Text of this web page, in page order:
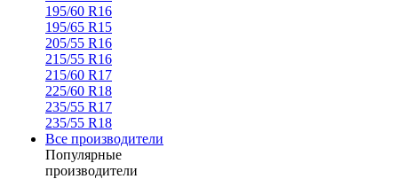
195/60 R16
195/65 R15
205/55 R16
215/55 R16
215/60 R17
225/60 R18
235/55 R17
235/55 R18
Все производители
Популярные
производители